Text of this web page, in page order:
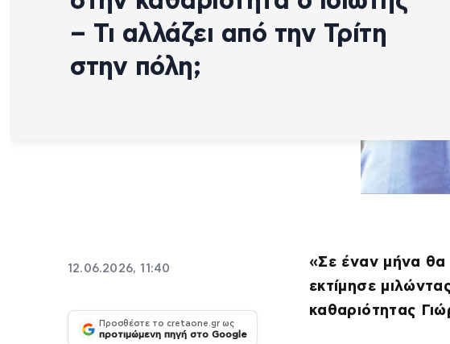
– Τι αλλάζει από την Τρίτη
στην πόλη;
12.06.2026, 11:40
Προσθέστε το cretaone.gr ως
προτιμώμενη πηγή στο Google
«Σε έναν μήνα θα
εκτίμησε
καθαριότητας